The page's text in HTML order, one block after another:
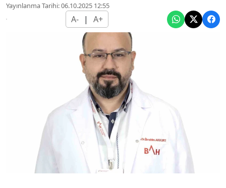
Yayınlanma Tarihi: 06.10.2025 12:55
A- | A+